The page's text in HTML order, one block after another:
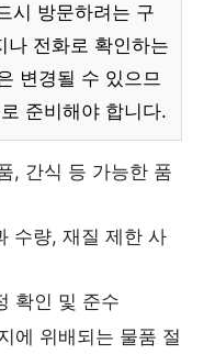
시 방문하려는 구
나 전화로 확인하는
변경될 수 있으므
준비해야 합니다.
, 간식 등 가능한 품
수량, 재질 제한 사
확인 및 준수
에 위배되는 물품 절